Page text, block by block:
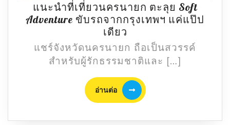
แนะนำที่เที่ยวนครนายก ตะลุย Soft
Adventure ขับรถจากกรุงเทพฯ แค่แป๊ป
เดียว
ที่
เที่ยว
นครนายก
ตะลุย
Soft
Adventure
ขับ
แชร์จังหวัดนครนายก ถือเป็นสวรรค์
สำหรับผู้รักธรรมชาติและ […]
อ่านต่อ
อ่าน
ต่อ